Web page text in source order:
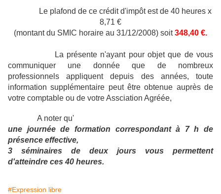
Le plafond de ce crédit d'impôt est de 40 heures x
8,71 €
(montant du SMIC horaire au 31/12/2008) soit348,40 €.
La présente n'ayant pour objet que de vous
communiquer une donnée que de nombreux
professionnels appliquent depuis des années, toute
information supplémentaire peut être obtenue auprès de
votre comptable ou de votre Assciation Agréée,
A noter qu'
une journée de formation correspondant à 7 h de
présence effective,
3 séminaires de deux jours vous permettent
d'atteindre ces 40 heures.
#Expression libre